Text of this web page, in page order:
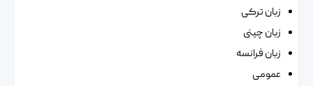
زبان ترکی
زبان چینی
زبان فرانسه
عمومی